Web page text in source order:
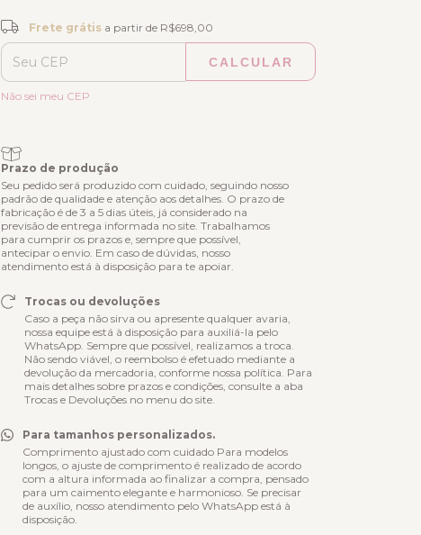
Frete grátis R$698,00
Entregas para o CEP: ALTERAR CEP
Frete grátisa partir de R$698,00
CALCULAR
Não sei meu CEP
Prazo de produção
Seu pedido será produzido com cuidado, seguindo nosso
padrão de qualidade e atenção aos detalhes. O prazo de
fabricação é de 3 a 5 dias úteis, já considerado na
previsão de entrega informada no site. Trabalhamos
para cumprir os prazos e, sempre que possível,
antecipar o envio. Em caso de dúvidas, nosso
atendimento está à disposição para te apoiar.
Trocas ou devoluções
Caso a peça não sirva ou apresente qualquer avaria,
nossa equipe está à disposição para auxiliá-la pelo
WhatsApp. Sempre que possível, realizamos a troca.
Não sendo viável, o reembolso é efetuado mediante a
devolução da mercadoria, conforme nossa política. Para
mais detalhes sobre prazos e condições, consulte a aba
Trocas e Devoluções no menu do site.
Para tamanhos personalizados.
Comprimento ajustado com cuidado Para modelos
longos, o ajuste de comprimento é realizado de acordo
com a altura informada ao finalizar a compra, pensado
para um caimento elegante e harmonioso. Se precisar
de auxílio, nosso atendimento pelo WhatsApp está à
disposição.